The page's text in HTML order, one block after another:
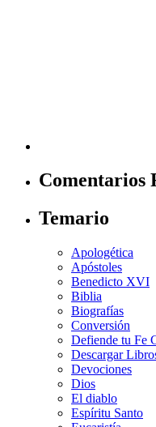
Comentarios
Temario
Apologética
Apóstoles
Benedicto XVI
Biblia
Biografías
Conversión
Defiende tu Fe
Descargar
Devociones
Dios
El diablo
Espíritu Santo